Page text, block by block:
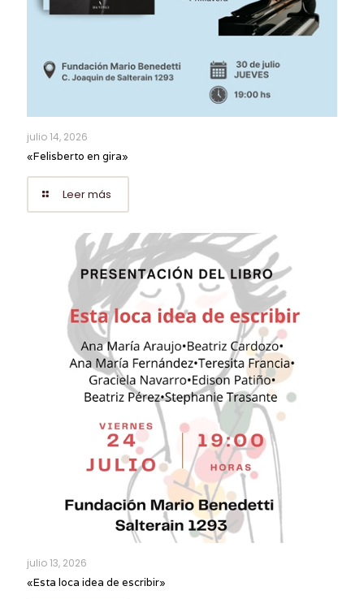
julio 14, 2026
«Felisberto en gira»
Leer más
julio 13, 2026
«Esta loca idea de escribir»